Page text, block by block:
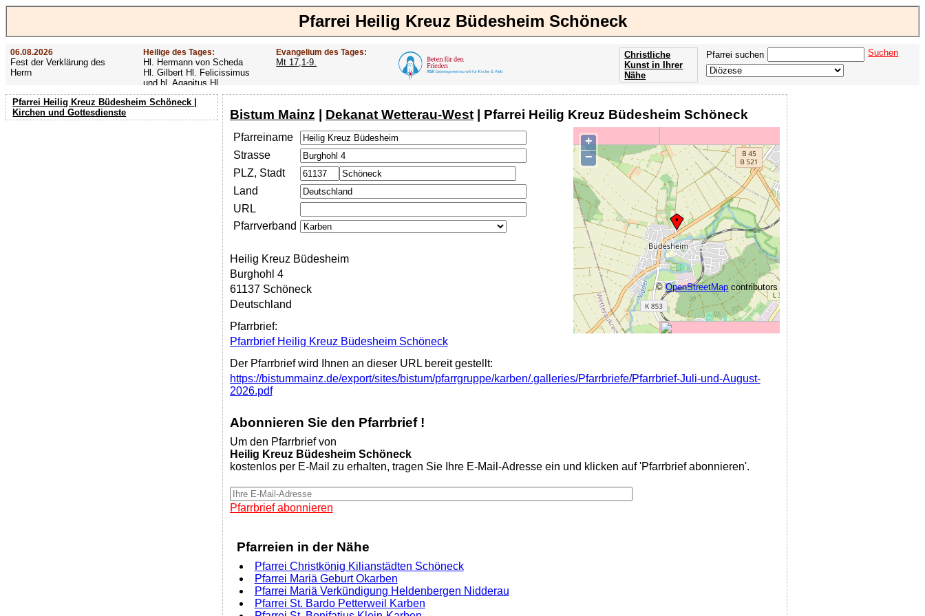
Pfarrei Heilig Kreuz Büdesheim Schöneck
06.08.2026
Fest der Verklärung des
Herrn
Heilige des Tages:
Hl. Hermann von Scheda
Hl. Gilbert Hl. Felicissimus
und hl. Agapitus Hl.
Gezelinus (Gozelin)
Evangelium des Tages:
Mt 17,1-9.
Pfarrei suchen Suchen
Christliche
Kunst in Ihrer
Nähe
Pfarrei Heilig Kreuz Büdesheim Schöneck |
Kirchen und Gottesdienste
Bistum Mainz | Dekanat Wetterau-West| Pfarrei Heilig Kreuz Büdesheim Schöneck
+
−
©OpenStreetMap contributors
Pfarreiname
Strasse
PLZ, Stadt
Land
URL
Pfarrverband
Heilig Kreuz Büdesheim
Burghohl 4
61137 Schöneck
Deutschland
Pfarrbrief:
Pfarrbrief Heilig Kreuz Büdesheim Schöneck
Der Pfarrbrief wird Ihnen an dieser URL bereit gestellt:
https://bistummainz.de/export/sites/bistum/pfarrgruppe/karben/.galleries/Pfarrbriefe/Pfarrbrief-Juli-und-August-
2026.pdf
Abonnieren Sie den Pfarrbrief !
Um den Pfarrbrief von
Heilig Kreuz Büdesheim Schöneck
kostenlos per E-Mail zu erhalten, tragen Sie Ihre E-Mail-Adresse ein und klicken auf 'Pfarrbrief abonnieren'.
Pfarrbrief abonnieren
Pfarreien in der Nähe
Pfarrei Christkönig Kilianstädten Schöneck
Pfarrei Mariä Geburt Okarben
Pfarrei Mariä Verkündigung Heldenbergen Nidderau
Pfarrei St. Bardo Petterweil Karben